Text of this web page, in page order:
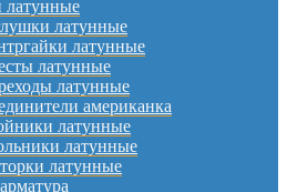
латунные
латунные
латунные
латунные
американка
латунные
латунные
латунные